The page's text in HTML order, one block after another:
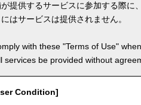
提供するサービスに参加する際
はサービスは提供されません。
with these "Terms of Use"
services be provided without
Condition]